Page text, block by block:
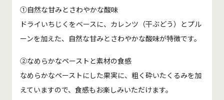
①自然な甘みとさわやかな酸味
ドライいちじくをベースに、カレンツ（干ぶどう）とプル
ーンを加えた、自然な甘みとさわやかな酸味が特徴です。
②なめらかなペーストと素材の食感
なめらかなペーストにした果実に、粗く砕いたくるみを加
えていますので、食感もお楽しみいただけます。